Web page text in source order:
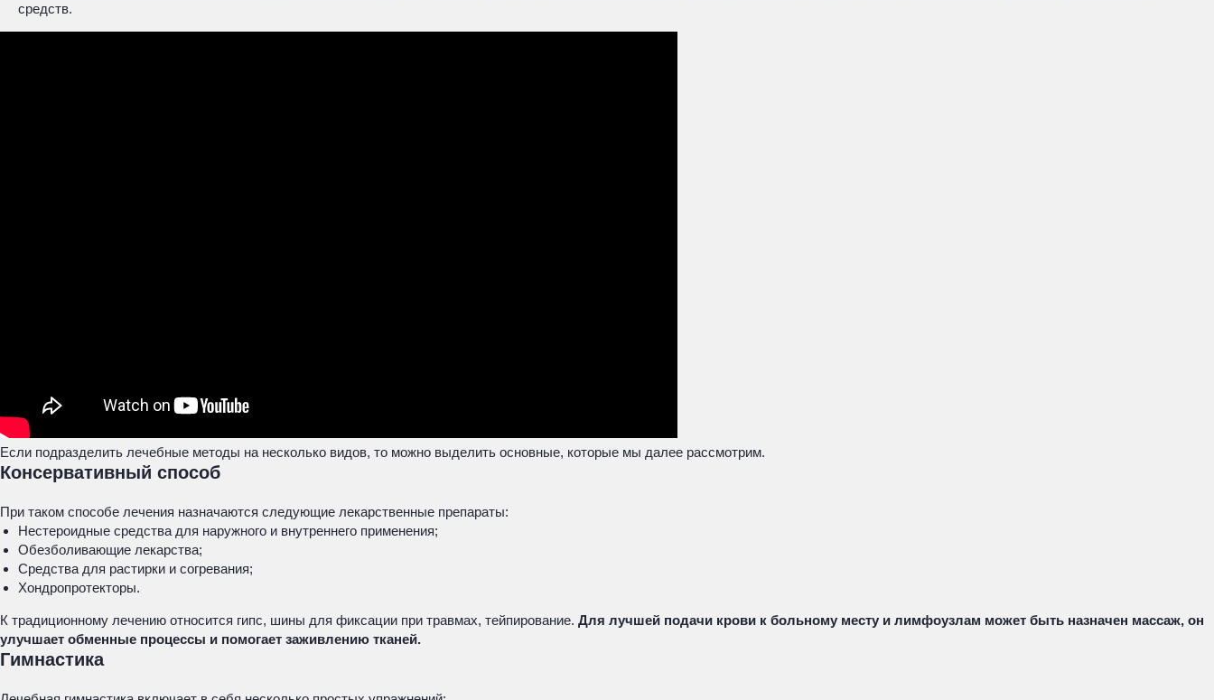
средств.
Если подразделить лечебные методы на несколько видов, то можно выделить основные, которые мы далее рассмотрим.
Консервативный способ
При таком способе лечения назначаются следующие лекарственные препараты:
Нестероидные средства для наружного и внутреннего применения;
Обезболивающие лекарства;
Средства для растирки и согревания;
Хондропротекторы.
К традиционному лечению относится гипс, шины для фиксации при травмах, тейпирование. Для лучшей подачи крови к больному месту и лимфоузлам может быть назначен массаж, он
улучшает обменные процессы и помогает заживлению тканей.
Гимнастика